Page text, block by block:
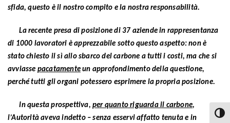
sfida, questo è il nostro compito e la nostra responsabilità.
La recente presa di posizione di 37 aziende in rappresentanza
di 1000 lavoratori è apprezzabile sotto questo aspetto: non è
stato chiesto il sì allo sbarco del carbone a tutti i costi, ma che si
avviasse pacatamente un approfondimento della questione,
perché tutti gli organi potessero esprimere la propria posizione.
In questa prospettiva, per quanto riguarda il carbone,
l’Autorità aveva indetto – senza esservi affatto tenuta e in